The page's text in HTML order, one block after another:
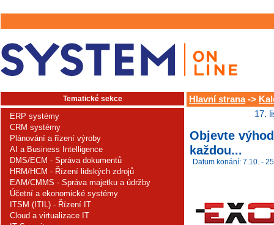
Tematické sekce
ERP systémy
CRM systémy
Plánování a řízení výroby
AI a Business Intelligence
DMS/ECM - Správa dokumentů
HRM/HCM - Řízení lidských zdrojů
EAM/CMMS - Správa majetku a údržby
Účetní a ekonomické systémy
ITSM (ITIL) - Řízení IT
Cloud a virtualizace IT
Hlavní strana->
17.
Objevte
každou...
Datum konání: 7.10. -